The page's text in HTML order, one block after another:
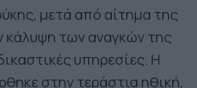
μετά από αίτημα της
κάλυψη των αναγκών της
υπηρεσίες. Η
στην τεράστια ηθική,